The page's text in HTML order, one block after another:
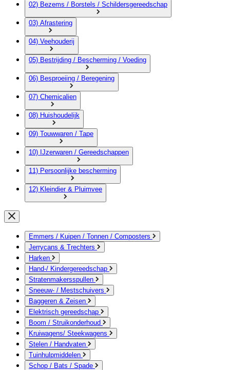
02) Bezems / Borstels / Schildersgereedschap
03) Afrastering
04) Veehouderij
05) Bestrijding / Bescherming / Voeding
06) Besproeiing / Beregening
07) Chemicalien
08) Huishoudelijk
09) Touwwaren / Tape
10) IJzerwaren / Gereedschappen
11) Persoonlijke bescherming
12) Kleindier & Pluimvee
Emmers / Kuipen / Tonnen / Composters
Jerrycans & Trechters
Harken
Hand-/ Kindergereedschap
Stratenmakersspullen
Sneeuw- / Mestschuivers
Baggeren & Zeisen
Elektrisch gereedschap
Boom / Struikonderhoud
Kruiwagens/ Steekwagens
Stelen / Handvaten
Tuinhulpmiddelen
Schop / Bats / Spade